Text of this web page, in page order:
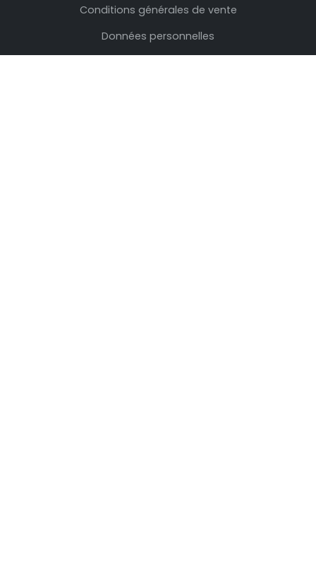
Conditions générales de vente
Données personnelles